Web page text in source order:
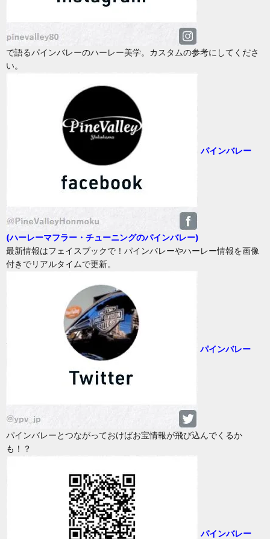
で語るパインバレーのハーレー美学。カスタムの参考にしてくださ
い。
パインバレー
(ハーレーマフラー・チューニングのパインバレー)
最新情報はフェイスブックで！パインバレーやハーレー情報を画像
付きでリアルタイムで更新。
パインバレー
パインバレーとつながっておけばお宝情報が飛び込んでくるか
も！？
パインバレー